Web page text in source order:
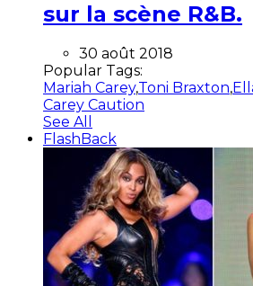
sur la scène R&B.
30 août 2018
Popular Tags:
Mariah Carey,Toni Braxton,
Carey Caution
See All
FlashBack